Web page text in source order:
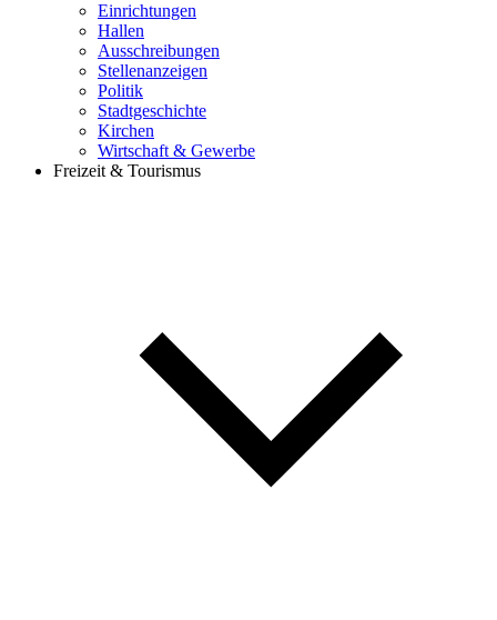
Einrichtungen
Hallen
Ausschreibungen
Stellenanzeigen
Politik
Stadtgeschichte
Kirchen
Wirtschaft & Gewerbe
Freizeit & Tourismus